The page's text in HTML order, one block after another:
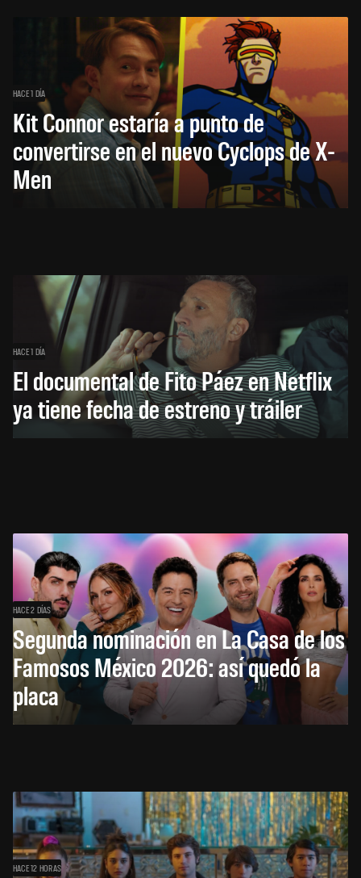
HACE 1 DÍA
Kit Connor estaría a punto de
convertirse en el nuevo Cyclops de X-
Men
HACE 1 DÍA
El documental de Fito Páez en Netflix
ya tiene fecha de estreno y tráiler
HACE 2 DÍAS
Segunda nominación en La Casa de los
Famosos México 2026: así quedó la
placa
HACE 12 HORAS